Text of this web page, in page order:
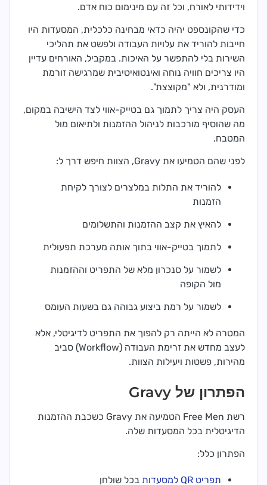
וידידותי לאורח, וכל זה עם מינימום כוח אדם.
כדי שהקונספט יהיה כדאי מבחינה כלכלית, המסעדות היו
חייבות להוריד את עלויות העבודה ולפשט את תהליכי
השירות בלי להתפשר על האיכות. במקביל, האורחים עדיין
היו צריכים חוויה נוחה ואינטואיטיבית שמרגישה זורמת
ומודרנית, ולא "מקוצצת".
העסק היה צריך לתמוך גם בטייק-אווי לצד הישיבה במקום,
מה שהוסיף מורכבות לניהול ההזמנות ולתיאום מול
המטבח.
לפני שהם הטמיעו את Gravy, הצוות חיפש דרך ל:
להוריד את התלות במלצרים לצורך לקיחת
הזמנות
להאיץ את קצב ההזמנות והתשלומים
לתמוך בטייק-אווי בתוך אותה מערכת תפעולית
לשמור על סנכרון מלא של התפריט וההזמנות
מול הקופה
לשמור על רמת ביצוע גבוהה גם בשעות העומס
המטרה לא הייתה רק להפוך את התפריט לדיגיטלי, אלא
לעצב מחדש את זרימת העבודה (Workflow) סביב
מהירות, פשטות ויעילות הצוות.
הפתרון של Gravy
רשת Free Men הטמיעה את Gravy כשכבת ההזמנות
הדיגיטלית בכל המסעדות שלה.
הפתרון כלל:
תפריט QR למסעדות בכל שולחן